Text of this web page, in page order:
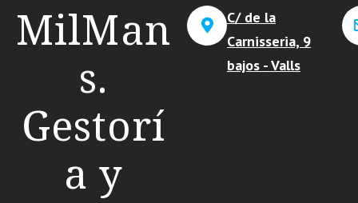
MilMan
s.
Gestorí
a y
C/ de la
Carnisseria, 9
bajos - Valls